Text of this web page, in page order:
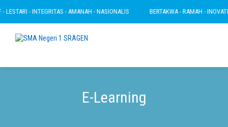
- INTEGRITAS - AMANAH - NASIONALIS BERTAKWA - RAMAH -
E-Learning